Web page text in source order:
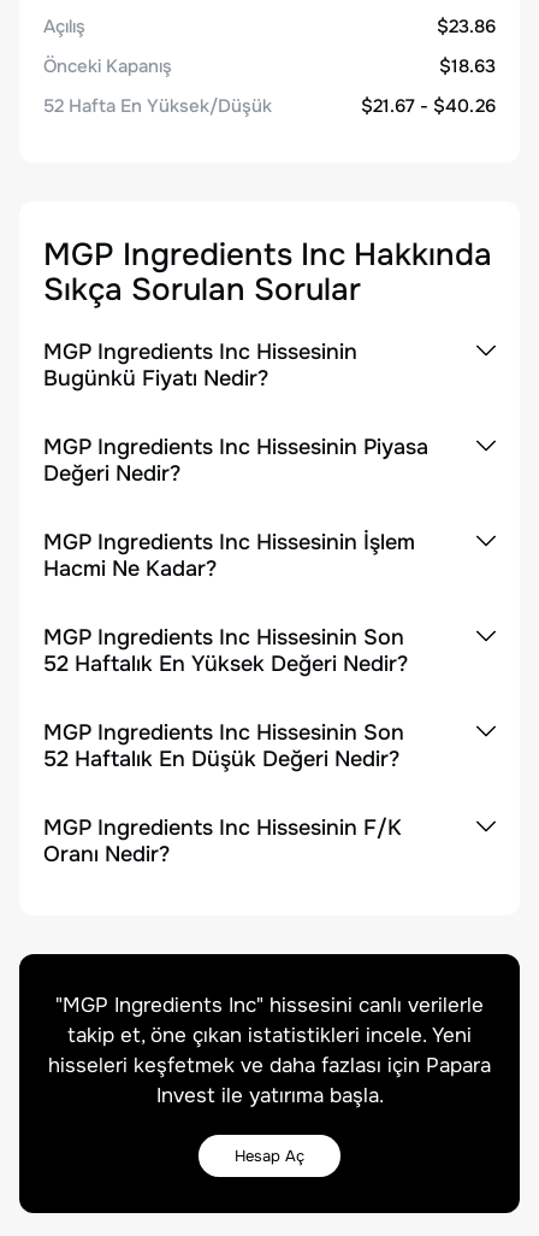
Açılış
$23.86
Önceki Kapanış
$18.63
52 Hafta En Yüksek/Düşük
$21.67 - $40.26
MGP Ingredients Inc Hakkında
Sıkça Sorulan Sorular
MGP Ingredients Inc Hissesinin
Bugünkü Fiyatı Nedir?
MGP Ingredients Inc Hissesinin Piyasa
Değeri Nedir?
MGP Ingredients Inc Hissesinin İşlem
Hacmi Ne Kadar?
MGP Ingredients Inc Hissesinin Son
52 Haftalık En Yüksek Değeri Nedir?
MGP Ingredients Inc Hissesinin Son
52 Haftalık En Düşük Değeri Nedir?
MGP Ingredients Inc Hissesinin F/K
Oranı Nedir?
"MGP Ingredients Inc" hissesini canlı verilerle
takip et, öne çıkan istatistikleri incele. Yeni
hisseleri keşfetmek ve daha fazlası için Papara
Invest ile yatırıma başla.
Hesap Aç